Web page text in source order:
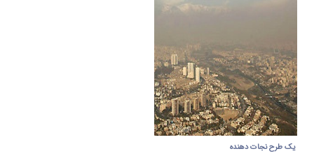
یک طرح نجات دهنده